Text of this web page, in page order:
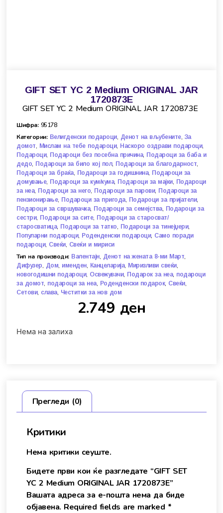
GIFT SET YC 2 Medium ORIGINAL JAR
1720873E
GIFT SET YC 2 Medium ORIGINAL JAR 1720873E
Шифра: 95178
Категории: Велигденски подароци, Денот на вљубените, За
домот, Мислам на тебе подароци, Наскоро оздрави подароци,
Подароци, Подароци без посебна причина, Подароци за баба и
дедо, Подароци за било кој пол, Подароци за благодарност,
Подароци за браќа, Подароци за годишнина, Подароци за
домување, Подароци за кум/кума, Подароци за мајки, Подароци
за неа, Подароци за него, Подароци за парови, Подароци за
пензионирање, Подароци за пригода, Подароци за пријатели,
Подароци за свршувачка, Подароци за семејства, Подароци за
сестри, Подароци за сите, Подароци за старосват/
старосватица, Подароци за татко, Подароци за тинејџери,
Популарни подароци, Роденденски подароци, Само поради
подароци, Свеќи, Свеќи и мириси
Тип на производи: Валентајн, Денот на жената 8-ми Март,
Дифузер, Дом, именден, Канцеларија, Миризливи свеќи,
новогодишни подароци, Освежувачи, Подарок за неа, подароци
за домот, подароци за неа, Роденденски подарок, Свеќи,
Сетови, слава, Честитки за нов дом
2.749 ден
Нема на залиха
Прегледи (0)
Критики
Нема критики сеуште.
Бидете први кои ќе разгледате “GIFT SET
YC 2 Medium ORIGINAL JAR 1720873E”
Вашата адреса за е-пошта нема да биде
објавена. Required fields are marked *